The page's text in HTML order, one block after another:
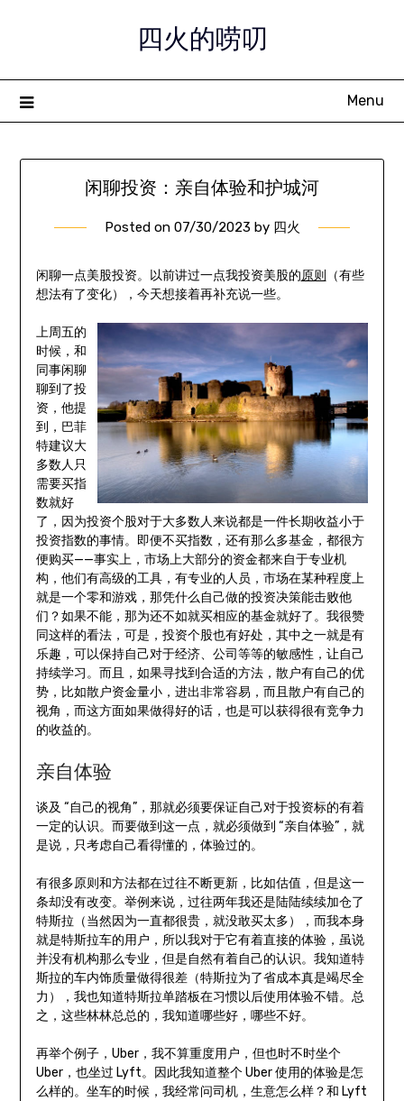
四火的唠叨
Menu
闲聊投资：亲自体验和护城河
Posted on 07/30/2023 by 四火
闲聊一点美股投资。以前讲过一点我投资美股的原则
（有些
想法有了变化），今天想接着再补充说一些。
上周五的
时候，和
同事闲聊
聊到了投
资，他提
到，巴菲
特建议大
多数人只
需要买指
数就好
了，因为投资个股对于大多数人来说都是一件长期收益小于
投资指数的事情。即便不买指数，还有那么多基金，都很方
便购买——事实上，市场上大部分的资金都来自于专业机
构，他们有高级的工具，有专业的人员，市场在某种程度上
就是一个零和游戏，那凭什么自己做的投资决策能击败他
们？如果不能，那为还不如就买相应的基金就好了。我很赞
同这样的看法，可是，投资个股也有好处，其中之一就是有
乐趣，可以保持自己对于经济、公司等等的敏感性，让自己
持续学习。而且，如果寻找到合适的方法，散户有自己的优
势，比如散户资金量小，进出非常容易，而且散户有自己的
视角，而这方面如果做得好的话，也是可以获得很有竞争力
的收益的。
亲自体验
谈及 “自己的视角”，那就必须要保证自己对于投资标的有着
一定的认识。而要做到这一点，就必须做到 “亲自体验”，就
是说，只考虑自己看得懂的，体验过的。
有很多原则和方法都在过往不断更新，比如估值，但是这一
条却没有改变。举例来说，过往两年我还是陆陆续续加仓了
特斯拉（当然因为一直都很贵，就没敢买太多），而我本身
就是特斯拉车的用户，所以我对于它有着直接的体验，虽说
并没有机构那么专业，但是自然有着自己的认识。我知道特
斯拉的车内饰质量做得很差（特斯拉为了省成本真是竭尽全
力），我也知道特斯拉单踏板在习惯以后使用体验不错。总
之，这些林林总总的，我知道哪些好，哪些不好。
再举个例子，Uber，我不算重度用户，但也时不时坐个
Uber，也坐过 Lyft。因此我知道整个 Uber 使用的体验是怎
么样的。坐车的时候，我经常问司机，生意怎么样？和 Lyft